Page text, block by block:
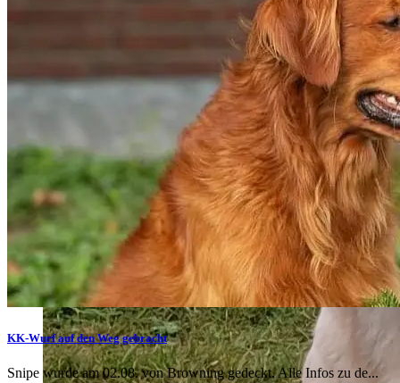
KK-Wurf auf den Weg gebracht
Snipe wurde am 02.08. von Browning gedeckt. Alle Infos zu de...